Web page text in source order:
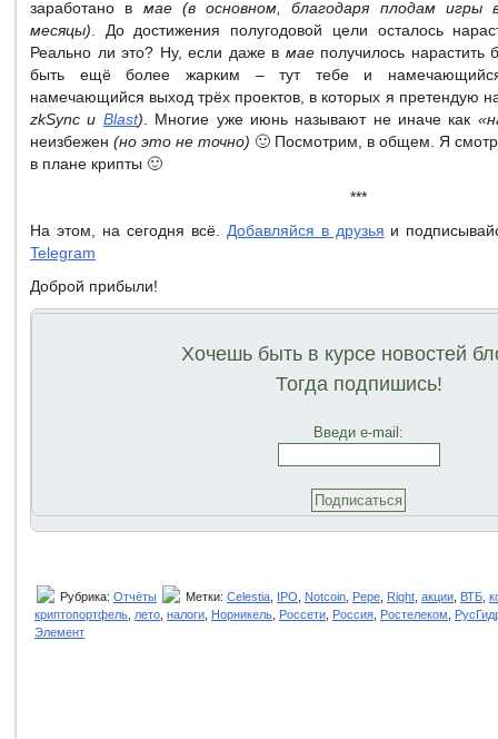
заработано в мае (в основном, благодаря плодам игры
месяцы) . До достижения полугодовой цели осталось
Реально ли это? Ну, если даже в маеполучилось нарастить
быть ещё более жарким – тут тебе и
намечающийся выход трёх проектов, в которых я претендую
zkSync и Blast) . Многие уже июнь называют не иначе как
неизбежен (но это не точно) 🙂 Посмотрим, в общем. Я
в плане крипты 🙂
***
На этом, на сегодня всё. Добавляйся в друзья и
Telegram
Доброй прибыли!
Хочешь быть в курсе новостей
Тогда подпишись!
Введи e-mail:
Рубрика: Отчёты Метки: Celestia IPO Notcoin Pepe Right акции ВТБ
криптопортфель лето налоги Норникель Россети Россия Ростелеком
Элемент